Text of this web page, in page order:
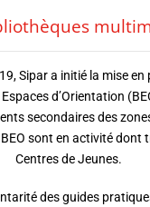
Sipar a initié la mise en
d’Orientation
secondaires des
sont en activité dont
Centres de Jeunes.
des guides